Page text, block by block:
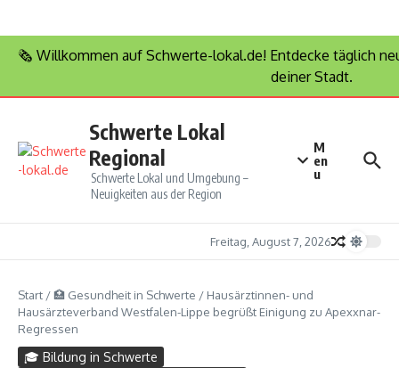
🗞️ Willkommen auf Schwerte-lokal.de! Entdecke täglich
deiner Stadt.
Verkaufsoffener Sonntag
„Herbstzauber“ am 26.
Oktober 2025
ums Rathaus
Schwerte
FC Physio Schwerte –
Moderne Physiotherapie
ohne Rezept direkt starten
Der Schwerter Hospizlauf
2025 – mehr als nur ein
Lauf
Freitag, August 7, 2026
Schwerte Lokal
Regional
Schwerte Lokal und Umgebung –
Neuigkeiten aus der Region
M
en
u
Freitag, August 7, 2026
Start /🏥 Gesundheit in Schwerte / Hausärztinnen- und
Hausärzteverband Westfalen-Lippe begrüßt Einigung zu Apexxnar-
Regressen
🎓 Bildung in Schwerte